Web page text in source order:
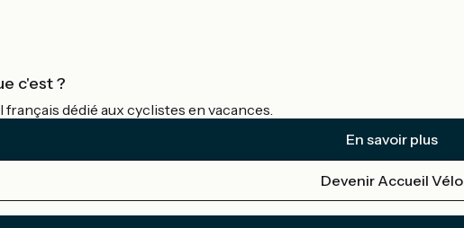
c'est ?
français dédié aux cyclistes en vacances.
En savoir plus
Devenir Accueil Vélo